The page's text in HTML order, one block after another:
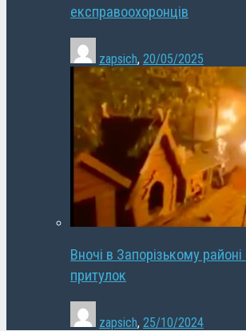
експравоохоронців
zapsich, 20/05/2025
Вночі в Запорізькому
притулок
zapsich, 25/10/2024